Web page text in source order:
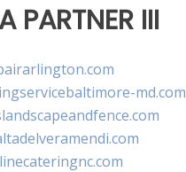
PARTNER III
md.com